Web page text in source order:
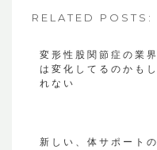
RELATED POSTS:
変形性股関節症の業界
は変化してるのかもし
れない
新しい、体サポートの